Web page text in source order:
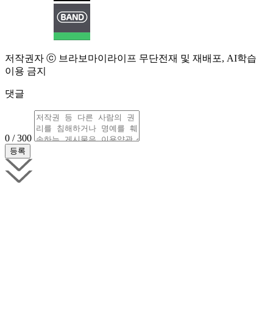
저작권자 ⓒ 브라보마이라이프 무단전재 및 재배포, AI학습
이용 금지
댓글
0 / 300